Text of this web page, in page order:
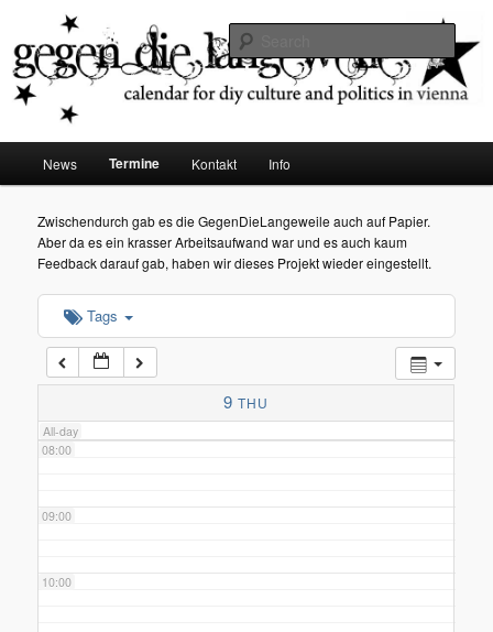
Gegen die Langeweile
diy dates vienna
Skip
to
primary
content
News Termine Kontakt Info
Zwischendurch gab es die GegenDieLangeweile auch auf Papier.
Aber da es ein krasser Arbeitsaufwand war und es auch kaum
Feedback darauf gab, haben wir dieses Projekt wieder eingestellt.
Tags
9 THU
All-day
02:00
03:00
04:00
05:00
06:00
07:00
08:00
09:00
10:00